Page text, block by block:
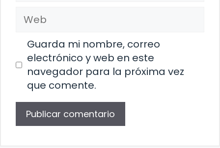
Web
Guarda mi nombre, correo
electrónico y web en este
navegador para la próxima vez
que comente.